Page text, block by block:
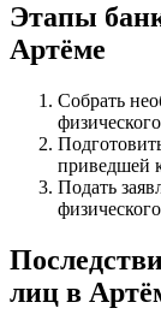
Этапы
Артёме
Собрать
приведшей
Подать
лиц в